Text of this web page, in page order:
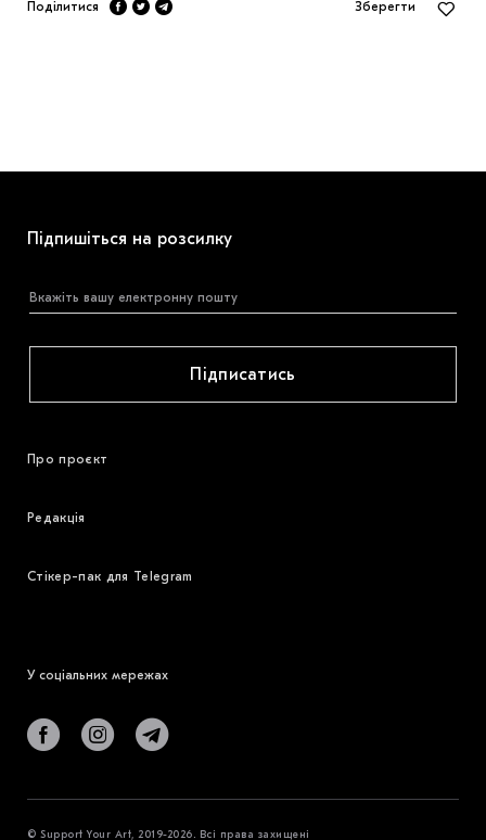
Поділитися Зберегти
Підпишіться на розсилку
Підписатись
Про проєкт
Редакція
Стікер-пак для Telegram
У соціальних мережах
© Support Your Art, 2019-2026. Всі права захищені